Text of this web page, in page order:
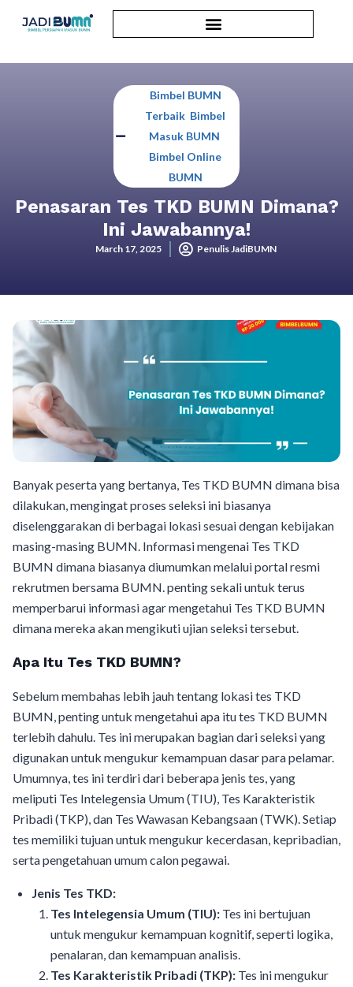
Bimbel BUMN
Terbaik Bimbel
Masuk BUMN
Bimbel Online
BUMN
Penasaran Tes TKD BUMN Dimana?
Ini Jawabannya!
March 17, 2025 Penulis JadiBUMN
Banyak peserta yang bertanya, Tes TKD BUMN dimana bisa
dilakukan, mengingat proses seleksi ini biasanya
diselenggarakan di berbagai lokasi sesuai dengan kebijakan
masing-masing BUMN. Informasi mengenai Tes TKD
BUMN dimana biasanya diumumkan melalui portal resmi
rekrutmen bersama BUMN. penting sekali untuk terus
memperbarui informasi agar mengetahui Tes TKD BUMN
dimana mereka akan mengikuti ujian seleksi tersebut.
Apa Itu Tes TKD BUMN?
Sebelum membahas lebih jauh tentang lokasi tes TKD
BUMN, penting untuk mengetahui apa itu tes TKD BUMN
terlebih dahulu. Tes ini merupakan bagian dari seleksi yang
digunakan untuk mengukur kemampuan dasar para pelamar.
Umumnya, tes ini terdiri dari beberapa jenis tes, yang
meliputi Tes Intelegensia Umum (TIU), Tes Karakteristik
Pribadi (TKP), dan Tes Wawasan Kebangsaan (TWK). Setiap
tes memiliki tujuan untuk mengukur kecerdasan, kepribadian,
serta pengetahuan umum calon pegawai.
Jenis Tes TKD:
Tes Intelegensia Umum (TIU): Tes ini bertujuan
untuk mengukur kemampuan kognitif, seperti logika,
penalaran, dan kemampuan analisis.
Tes Karakteristik Pribadi (TKP): Tes ini mengukur